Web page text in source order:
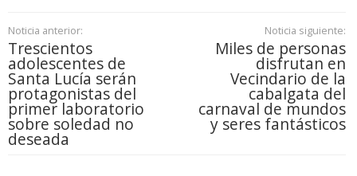
Noticia anterior:
Trescientos
adolescentes de
Santa Lucía serán
protagonistas del
primer laboratorio
sobre soledad no
deseada
Noticia siguiente:
Miles de personas
disfrutan en
Vecindario de la
cabalgata del
carnaval de mundos
y seres fantásticos